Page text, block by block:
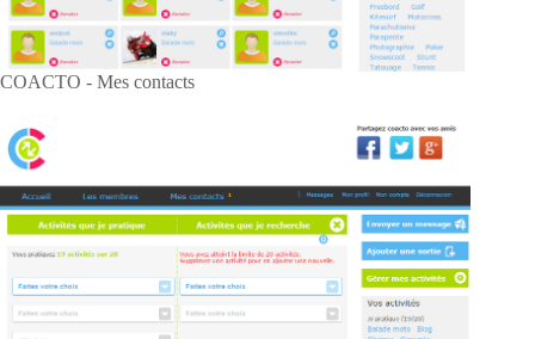
COACTO - Mes contacts